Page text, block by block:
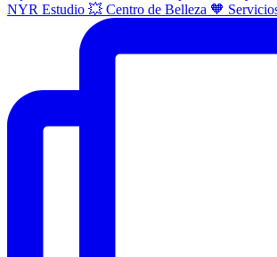
NYR Estudio 💥 Centro de Belleza 🧡